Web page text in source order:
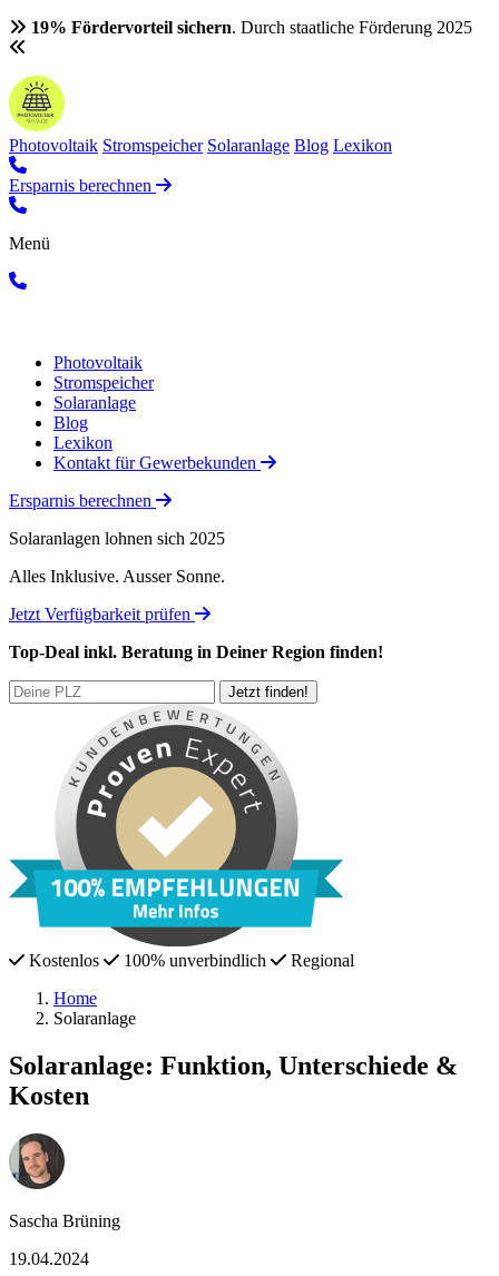
19% Fördervorteil sichern. Durch staatliche Förderung 2025
Photovoltaik Stromspeicher Solaranlage Blog Lexikon
Ersparnis berechnen
Menü
Photovoltaik
Stromspeicher
Solaranlage
Blog
Lexikon
Kontakt für Gewerbekunden
Ersparnis berechnen
Solaranlagen lohnen sich 2025
Alles Inklusive. Ausser Sonne.
Jetzt Verfügbarkeit prüfen
Top-Deal inkl. Beratung in Deiner Region finden!
Kostenlos 100% unverbindlich
Regional
Home
Solaranlage
Solaranlage: Funktion, Unterschiede &
Kosten
Sascha Brüning
19.04.2024